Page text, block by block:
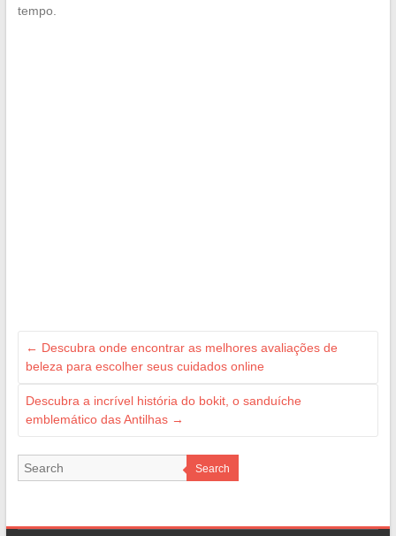
tempo.
← Descubra onde encontrar as melhores avaliações de
beleza para escolher seus cuidados online
Descubra a incrível história do bokit, o sanduíche
emblemático das Antilhas →
Search